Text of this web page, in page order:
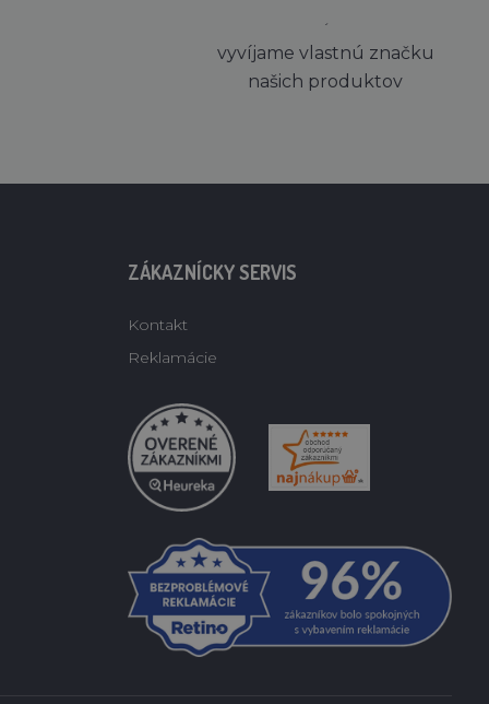
´
vyvíjame vlastnú značku
našich produktov
ZÁKAZNÍCKY SERVIS
Kontakt
Reklamácie